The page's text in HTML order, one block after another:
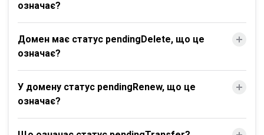
означає?
Домен має статус pendingDelete, що це
означає?
У домену статус pendingRenew, що це
означає?